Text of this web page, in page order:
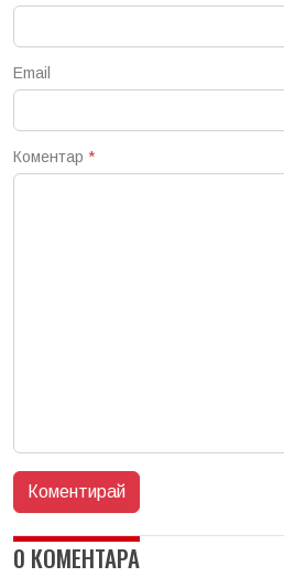
Email
Коментар *
0 КОМЕНТАРА